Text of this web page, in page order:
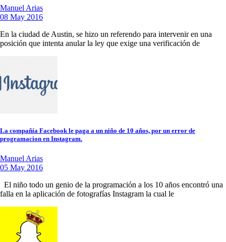
Manuel Arias
08 May 2016
En la ciudad de Austin, se hizo un referendo para intervenir en una
posición que intenta anular la ley que exige una verificación de
La compañía Facebook le paga a un niño de 10 años, por un error de
programacion en Instagram.
Manuel Arias
05 May 2016
El niño todo un genio de la programación a los 10 años encontró una
falla en la aplicación de fotografías Instagram la cual le